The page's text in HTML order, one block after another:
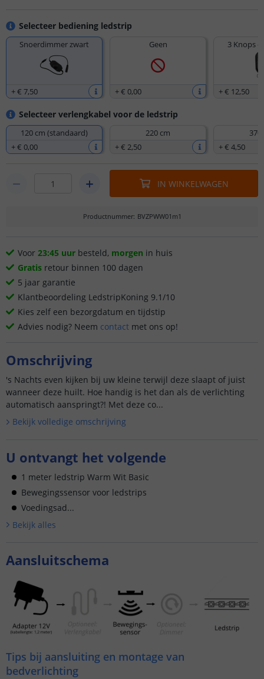
Selecteer bediening ledstrip
Snoerdimmer zwart
+€ 7,50
Geen
+€ 0,00
3 Knops
+€ 12,50
Selecteer verlengkabel voor de ledstrip
120 cm (standaard)
+€ 0,00
220 cm
+€ 2,50
370
+€ 4,50
IN WINKELWAGEN
Productnummer: BVZPWW01m1
Voor 23:45 uur besteld, morgen in huis
Gratis retour binnen 100 dagen
5 jaar garantie
Klantbeoordeling LedstripKoning 9.1/10
Kies zelf een bezorgdatum en tijdstip
Advies nodig? Neem contact met ons op!
Omschrijving
's Nachts even kijken bij uw kleine terwijl deze slaapt of juist
wanneer deze huilt. Hoe handig is het dan als de verlichting
automatisch aanspringt?! Met deze co...
Bekijk volledige omschrijving
U ontvangt het volgende
1 meter ledstrip Warm Wit Basic
Bewegingssensor voor ledstrips
Voedingsad...
Bekijk alles
Aansluitschema
Tips bij aansluiting en montage van
bedverlichting